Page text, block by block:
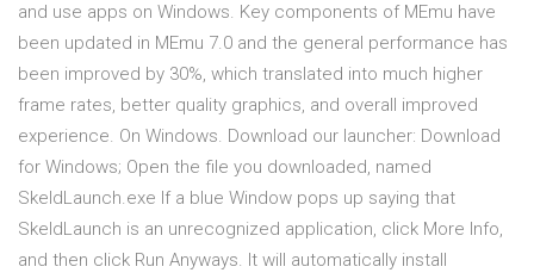
and use apps on Windows. Key components of MEmu have
been updated in MEmu 7.0 and the general performance has
been improved by 30%, which translated into much higher
frame rates, better quality graphics, and overall improved
experience. On Windows. Download our launcher: Download
for Windows; Open the file you downloaded, named
SkeldLaunch.exe If a blue Window pops up saying that
SkeldLaunch is an unrecognized application, click More Info,
and then click Run Anyways. It will automatically install